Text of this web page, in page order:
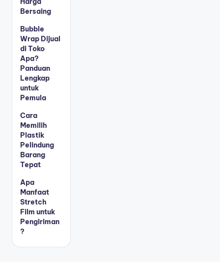
Bersaing
Bubble
Wrap Dijual
di Toko
Apa?
Panduan
Lengkap
untuk
Pemula
Cara
Memilih
Plastik
Pelindung
Barang
Tepat
Apa
Manfaat
Stretch
Film untuk
Pengiriman
?